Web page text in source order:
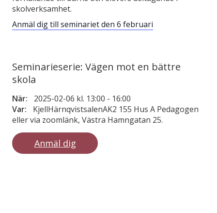
skolverksamhet.
Anmäl dig till seminariet den 6 februari
Seminarieserie: Vägen mot en bättre
skola
När: 2025-02-06 kl. 13:00 - 16:00
Var:
KjellHärnqvistsalenAK2 155 Hus A Pedagogen
eller via zoomlänk, Västra Hamngatan 25.
Anmäl dig